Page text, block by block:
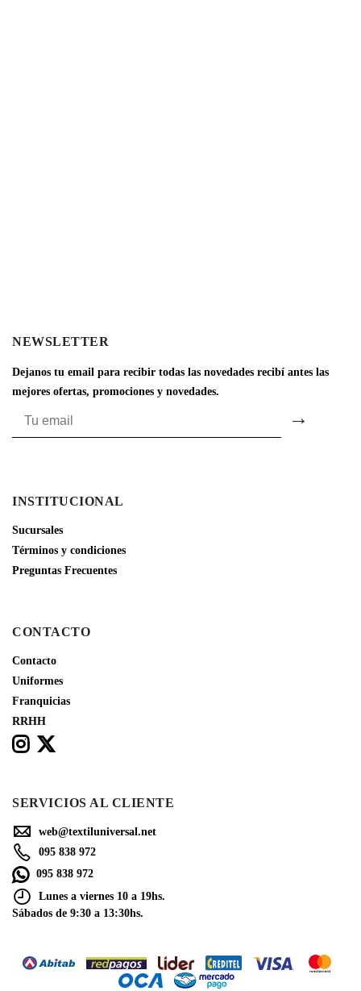
NEWSLETTER
Dejanos tu email para recibir todas las novedades recibí antes las
mejores ofertas, promociones y novedades.
INSTITUCIONAL
Sucursales
Términos y condiciones
Preguntas Frecuentes
CONTACTO
Contacto
Uniformes
Franquicias
RRHH
SERVICIOS AL CLIENTE
web@textiluniversal.net
095 838 972
095 838 972
Lunes a viernes 10 a 19hs.
Sábados de 9:30 a 13:30hs.